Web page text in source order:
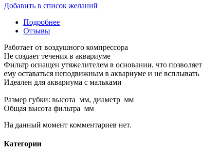
Добавить в список желаний
Подробнее
Отзывы
Работает от воздушного компрессора
Не создает течения в аквариуме
Фильтр оснащен утяжелителем в основании, что позволяет
ему оставаться неподвижным в аквариуме и не всплывать
Идеален для аквариума с мальками
Размер губки: высота мм, диаметр мм
Общая высота фильтра мм
На данный момент комментариев нет.
Категории